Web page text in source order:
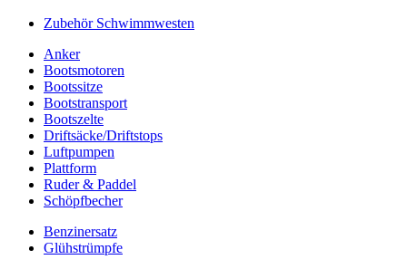
Zubehör Schwimmwesten
Anker
Bootsmotoren
Bootssitze
Bootstransport
Bootszelte
Driftsäcke/Driftstops
Luftpumpen
Plattform
Ruder & Paddel
Schöpfbecher
Benzinersatz
Glühstrümpfe